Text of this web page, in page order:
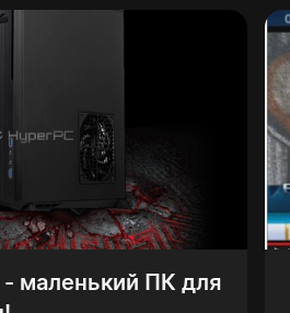
- маленький ПК для